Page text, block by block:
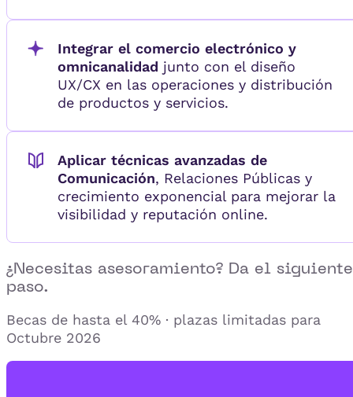
Integrar el comercio electrónico y
omnicanalidad junto con el diseño
UX/CX en las operaciones y distribución
de productos y servicios.
Aplicar técnicas avanzadas de
Comunicación, Relaciones Públicas y
crecimiento exponencial para mejorar la
visibilidad y reputación online.
¿Necesitas asesoramiento? Da el siguiente
paso.
Becas de hasta el 40% · plazas limitadas para
Octubre 2026